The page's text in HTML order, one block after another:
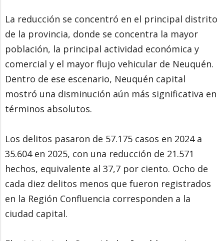
La reducción se concentró en el principal distrito
de la provincia, donde se concentra la mayor
población, la principal actividad económica y
comercial y el mayor flujo vehicular de Neuquén.
Dentro de ese escenario, Neuquén capital
mostró una disminución aún más significativa en
términos absolutos.
Los delitos pasaron de 57.175 casos en 2024 a
35.604 en 2025, con una reducción de 21.571
hechos, equivalente al 37,7 por ciento. Ocho de
cada diez delitos menos que fueron registrados
en la Región Confluencia corresponden a la
ciudad capital.